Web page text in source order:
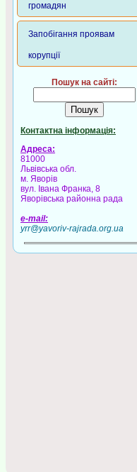
громадян
Запобігання проявам
корупції
Пошук на сайті:
Контактна інформація:
Адреса:
81000
Львівська обл.
м. Яворів
вул. Івана Франка, 8
Яворівська районна рада
e-mail:
yrr@yavoriv-rajrada.org.ua